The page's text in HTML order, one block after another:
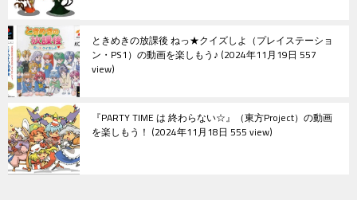
ときめきの放課後 ねっ★クイズしよ（プレイステーショ
ン・PS1）の動画を楽しもう♪ 2024年11月19日 557
view
『PARTY TIME は 終わらない☆』（東方Project）の動画
を楽しもう！ 2024年11月18日 555 view